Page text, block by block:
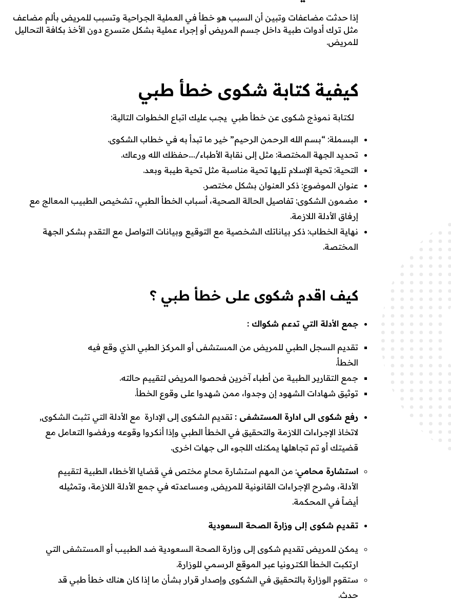
إذا حدثت مضاعفات وتبين أن السبب هو خطأ في العملية الجراحية وتسبب للمريض بألم مضاعف
مثل ترك أدوات طبية داخل جسم المريض أو إجراء عملية بشكل متسرع دون الأخذ بكافة التحاليل
للمريض.
كيفية كتابة شكوى خطأ طبي
لكتابة نموذج شكوى عن خطأ طبي يجب عليك اتباع الخطوات التالية:
البسملة: “بسم الله الرحمن الرحيم” خير ما تبدأ به في خطاب الشكوى.
تحديد الجهة المختصة: مثل إلى نقابة الأطباء/….حفظك الله ورعاك.
التحية: تحية الإسلام تليها تحية مناسبة مثل تحية طيبة وبعد.
عنوان الموضوع: ذكر العنوان بشكل مختصر.
مضمون الشكوى: تفاصيل الحالة الصحية، أسباب الخطأ الطبي، تشخيص الطبيب المعالج مع
إرفاق الأدلة اللازمة.
نهاية الخطاب: ذكر بياناتك الشخصية مع التوقيع وبيانات التواصل مع التقدم بشكر الجهة
المختصة.
كيف اقدم شكوى على خطأ طبي ؟
جمع الأدلة التي تدعم شكواك :
تقديم السجل الطبي للمريض من المستشفى أو المركز الطبي الذي وقع فيه
الخطأ.
جمع التقارير الطبية من أطباء آخرين فحصوا المريض لتقييم حالته.
توثيق شهادات الشهود إن وجدوا، ممن شهدوا على وقوع الخطأ.
رفع شكوى الى ادارة المستشفى : تقديم الشكوى إلى الإدارة مع الأدلة التي تثبت الشكوى,
لاتخاذ الإجراءات اللازمة والتحقيق في الخطأ الطبي وإذا أنكروا وقوعه ورفضوا التعامل مع
قضيتك أو تم تجاهلها يمكنك اللجوء الى جهات اخرى.
استشارة محامي: من المهم استشارة محامٍ مختص في قضايا الأخطاء الطبية لتقييم
الأدلة، وشرح الإجراءات القانونية للمريض, ومساعدته في جمع الأدلة اللازمة، وتمثيله
أيضاً في المحكمة.
تقديم شكوى إلى وزارة الصحة السعودية
يمكن للمريض تقديم شكوى إلى وزارة الصحة السعودية ضد الطبيب أو المستشفى التي
ارتكبت الخطأ الكترونيا عبر الموقع الرسمي للوزارة.
ستقوم الوزارة بالتحقيق في الشكوى وإصدار قرار بشأن ما إذا كان هناك خطأ طبي قد
حدث.